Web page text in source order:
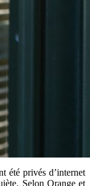
été privés d’internet
Selon Orange et